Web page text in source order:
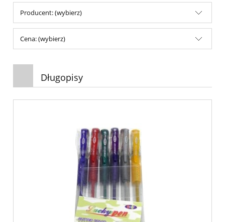
Producent: (wybierz)
Cena: (wybierz)
Długopisy